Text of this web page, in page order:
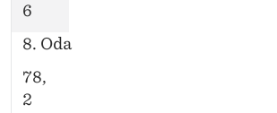
6
8. Oda
78,
2